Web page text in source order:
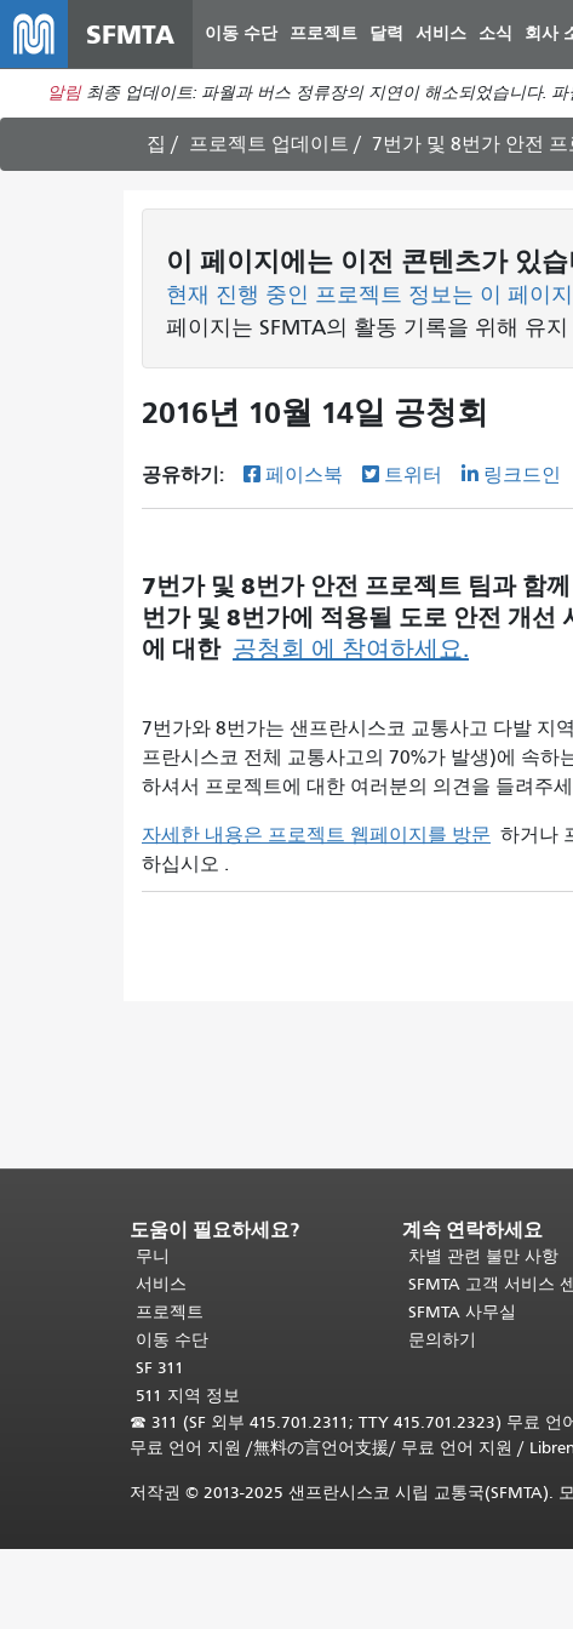
SFMTA 이동 수단 프로젝트 달력 서비스 소식 회사
알림 최종 업데이트: 파월과 버스 정류장의 지연이 해소되었습니다.
집 프로젝트 업데이트 7번가 및 8번가 안전 프
이 페이지에는 이전 콘텐츠가 있
현재 진행 중인 프로젝트 정보는 이 페이
페이지는 SFMTA의 활동 기록을 위해 유
2016년 10월 14일 공청회
공유하기: 페이스북 트위터 링크드인
7번가 및 8번가 안전 프로젝트 팀과 함께
번가 및 8번가에 적용될 도로 안전 개선
에 대한 공청회 에 참여하세요.
7번가와 8번가는 샌프란시스코 교통사고 다발 지
프란시스코 전체 교통사고의 70%가 발생)에 속하
하셔서 프로젝트에 대한 여러분의 의견을 들려주
자세한 내용은 프로젝트 웹페이지를 방문 하거나
하십시오 .
페
이
지
내
용
끝
다. 이
페
이
도움이 필요하세요?
무니
서비스
프로젝트
이동 수단
SF 311
511 지역 정보
계속 연락하세요
차별 관련 불만 사항
SFMTA 고객 서비스
SFMTA 사무실
문의하기
☎ 311 (SF 외부 415.701.2311; TTY 415.701.2323) 무료 언
무료 언어 지원 /無料の言언어支援/ 무료 언어 지원 /
저작권 © 2013-2025 샌프란시스코 시립 교통국(SFMTA).